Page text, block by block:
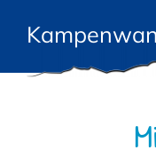
Inhalt
Start